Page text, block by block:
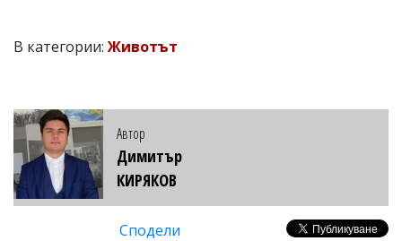
В категории:Животът
Автор
Димитър
КИРЯКОВ
Сподели